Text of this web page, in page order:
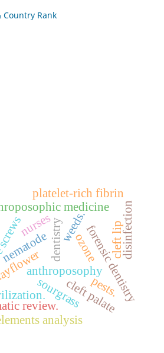
sourgrass
weeds.
anthroposophy
medicine
dentistry forensic dentistry
review.
cleft lip
cleft palate
analysis
ozone
platelet-rich fibrin
nematode
pests.
disinfection
nurses